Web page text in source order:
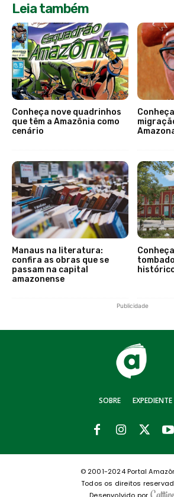
Leia também
Conheça nove quadrinhos
que têm a Amazônia como
cenário
Manaus na literatura:
confira as obras que se
passam na capital
amazonense
Publicidade
SOBRE EXPEDIENTE
© 2001-2024 Portal
Todos os direitos